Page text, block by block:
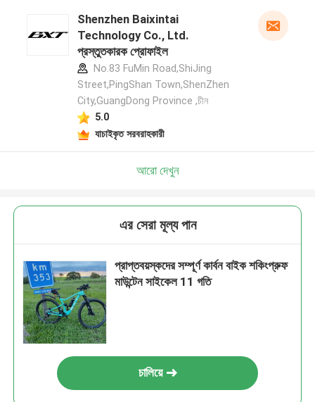
Shenzhen Baixintai
Technology Co., Ltd.
প্রস্তুতকারক প্রোফাইল
No.83 FuMin Road,ShiJing
Street,PingShan Town,ShenZhen
City,GuangDong Province ,চীন
5.0
যাচাইকৃত সরবরাহকারী
আরো দেখুন
এর সেরা মূল্য পান
প্রাপ্তবয়স্কদের সম্পূর্ণ কার্বন বাইক শকিংপ্রুফ
মাউন্টেন সাইকেল 11 গতি
চালিয়ে